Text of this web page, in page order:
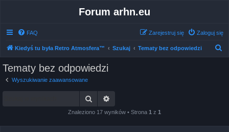
Forum arhn.eu
FAQ Zaloguj się
Zarejestruj się
Kiedyś tu była Retro Atmosfera™ Szukaj Tematy bez odpowiedzi
Tematy bez odpowiedzi
Wyszukiwanie zaawansowane
Szukaj
Znaleziono 17 wyników • Strona 1 z 1